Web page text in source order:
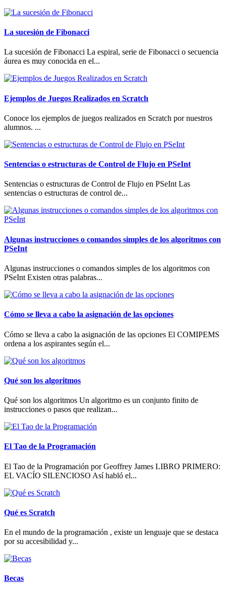
La sucesión de Fibonacci
La sucesión de Fibonacci La espiral, serie de Fibonacci o secuencia
áurea es muy conocida en el...
Ejemplos de Juegos Realizados en Scratch
Conoce los ejemplos de juegos realizados en Scratch por nuestros
alumnos. ...
Sentencias o estructuras de Control de Flujo en PSeInt
Sentencias o estructuras de Control de Flujo en PSeInt Las
sentencias o estructuras de control de...
Algunas instrucciones o comandos simples de los algoritmos con
PSeInt
Algunas instrucciones o comandos simples de los algoritmos con
PSeInt Existen otras palabras...
Cómo se lleva a cabo la asignación de las opciones
Cómo se lleva a cabo la asignación de las opciones El COMIPEMS
ordena a los aspirantes según el...
Qué son los algoritmos
Qué son los algoritmos Un algoritmo es un conjunto finito de
instrucciones o pasos que realizan...
El Tao de la Programación
El Tao de la Programación por Geoffrey James LIBRO PRIMERO:
EL VACÍO SILENCIOSO Así habló el...
Qué es Scratch
En el mundo de la programación , existe un lenguaje que se destaca
por su accesibilidad y...
Becas